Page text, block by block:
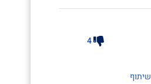
4
שיתוף